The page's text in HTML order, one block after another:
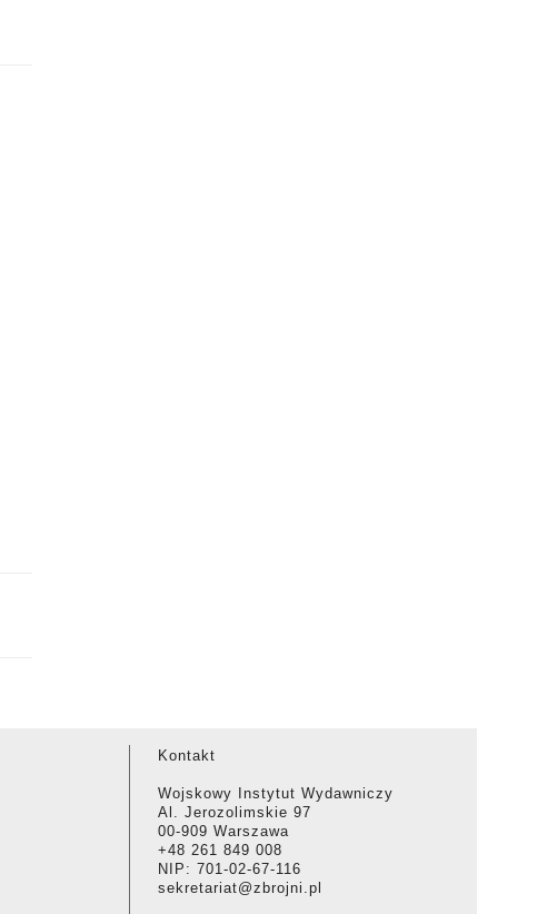
Kontakt
Wojskowy Instytut Wydawniczy
Al. Jerozolimskie 97
00-909 Warszawa
+48 261 849 008
NIP: 701-02-67-116
sekretariat@zbrojni.pl